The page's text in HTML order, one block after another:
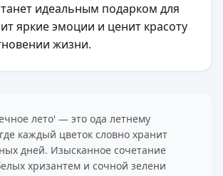
идеальным подарком для
яркие эмоции и ценит красоту
жизни.
лето' — это ода летнему
каждый цветок словно хранит
дней. Изысканное сочетание
хризантем и сочной зелени